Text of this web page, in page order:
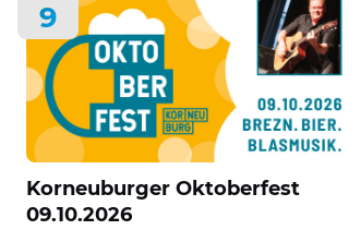
9
Korneuburger Oktoberfest
09.10.2026